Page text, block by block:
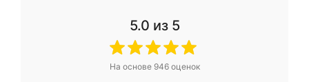
5.0 из 5
На основе 946оценок